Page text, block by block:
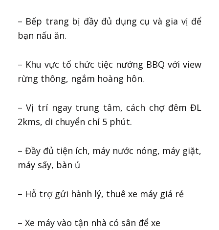
– Bếp trang bị đầy đủ dụng cụ và gia vị để
bạn nấu ăn.
– Khu vực tổ chức tiệc nướng BBQ với view
rừng thông, ngắm hoàng hôn.
– Vị trí ngay trung tâm, cách chợ đêm ĐL
2kms, di chuyển chỉ 5 phút.
– Đầy đủ tiện ích, máy nước nóng, máy giặt,
máy sấy, bàn ủ
– Hỗ trợ gửi hành lý, thuê xe máy giá rẻ
– Xe máy vào tận nhà có sân để xe